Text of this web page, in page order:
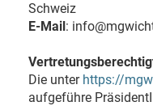
Schweiz
E-Mail:
Die unter https://
aufgeführe